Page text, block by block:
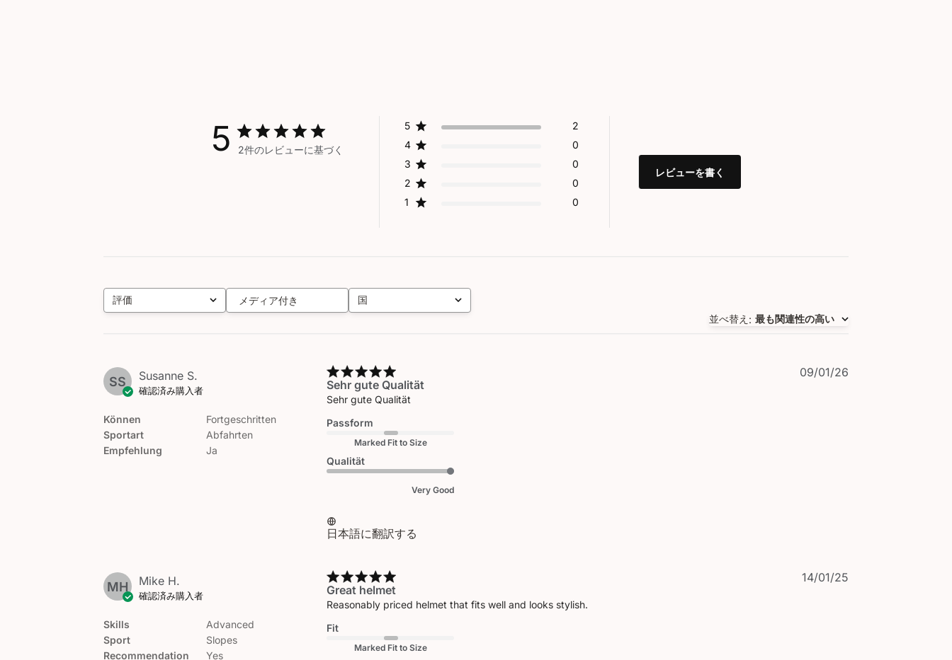
5 2件のレビューに基づく
5
2
4
0
3
0
2
0
1
0
レビューを書く
評価
すべての評価 メディア付き 国
並べ替え : 最も関連性の高い
SS Susanne S.
確認済み購入者
Können
Sportart
Empfehlung
Fortgeschritten
Abfahrten
Ja
Sehr gute Qualität
Sehr gute Qualität
Passform
Marked Fit to Size
Qualität
Very Good
日本語に翻訳する
09/01/26
MH Mike H.
確認済み購入者
Skills
Sport
Recommendation
Advanced
Slopes
Yes
Great helmet
Reasonably priced helmet that fits well and looks stylish.
Fit
Marked Fit to Size
14/01/25